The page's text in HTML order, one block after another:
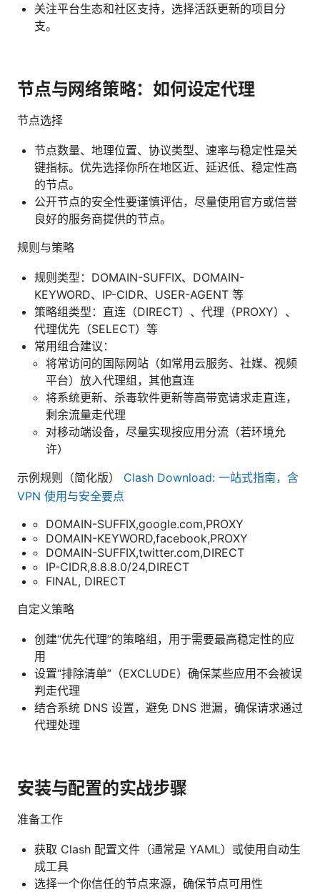
关注平台生态和社区支持，选择活跃更新的项目分
支。
节点与网络策略：如何设定代理
节点选择
节点数量、地理位置、协议类型、速率与稳定性是关
键指标。优先选择你所在地区近、延迟低、稳定性高
的节点。
公开节点的安全性要谨慎评估，尽量使用官方或信誉
良好的服务商提供的节点。
规则与策略
规则类型：DOMAIN-SUFFIX、DOMAIN-
KEYWORD、IP-CIDR、USER-AGENT 等
策略组类型：直连（DIRECT）、代理（PROXY）、
代理优先（SELECT）等
常用组合建议：
将常访问的国际网站（如常用云服务、社媒、视频
平台）放入代理组，其他直连
将系统更新、杀毒软件更新等高带宽请求走直连，
剩余流量走代理
对移动端设备，尽量实现按应用分流（若环境允
许）
示例规则（简化版） Clash Download: 一站式指南，含
VPN 使用与安全要点
DOMAIN-SUFFIX,google.com,PROXY
DOMAIN-KEYWORD,facebook,PROXY
DOMAIN-SUFFIX,twitter.com,DIRECT
IP-CIDR,8.8.8.0/24,DIRECT
FINAL, DIRECT
自定义策略
创建“优先代理”的策略组，用于需要最高稳定性的应
用
设置“排除清单”（EXCLUDE）确保某些应用不会被误
判走代理
结合系统 DNS 设置，避免 DNS 泄漏，确保请求通过
代理处理
安装与配置的实战步骤
准备工作
获取 Clash 配置文件（通常是 YAML）或使用自动生
成工具
选择一个你信任的节点来源，确保节点可用性